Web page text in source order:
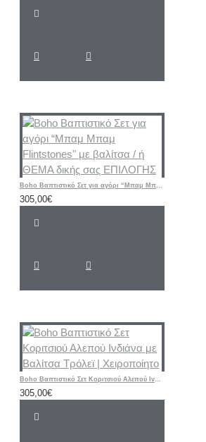
Boho Βαπτιστικό Σετ για αγόρι “Μπαμ Μπαμ Flintstones" με βαλίτσα / ή ΘΕΜΑ δικής σας ΕΠΙΛΟΓΗΣ
305,00€
Boho Βαπτιστικό Σετ Κοριτσιού Αλεπού Ινδιάνα με Βαλίτσα Τρόλεϊ | Χειροποίητο
305,00€